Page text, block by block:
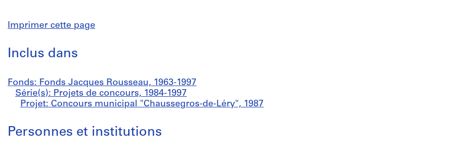
Imprimer cette page
Inclus dans
Fonds: Fonds Jacques Rousseau, 1963-1997
Série(s): Projets de concours, 1984-1997
Projet: Concours municipal "Chaussegros-de-Léry", 1987
Personnes et institutions